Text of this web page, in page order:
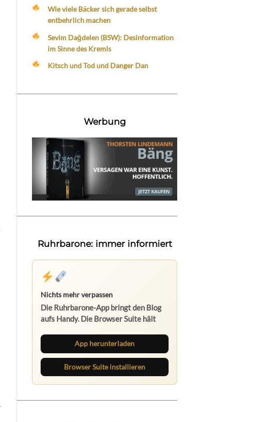
Wie viele Bäcker sich gerade selbst
entbehrlich machen
Sevim Dağdelen (BSW): Desinformation
im Sinne des Kremls
Kitsch und Tod und Danger Dan
Werbung
Ruhrbarone: immer informiert
Nichts mehr verpassen
Die Ruhrbarone-App bringt den Blog
aufs Handy. Die Browser Suite hält
App herunterladen
Browser Suite installieren